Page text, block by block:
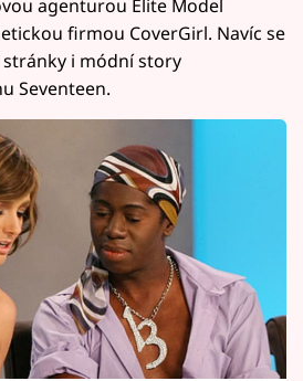
agenturou Elite Model
firmou CoverGirl. Navíc se
i módní story
Seventeen.